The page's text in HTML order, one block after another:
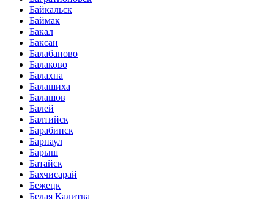
Байкальск
Баймак
Бакал
Баксан
Балабаново
Балаково
Балахна
Балашиха
Балашов
Балей
Балтийск
Барабинск
Барнаул
Барыш
Батайск
Бахчисарай
Бежецк
Белая Калитва